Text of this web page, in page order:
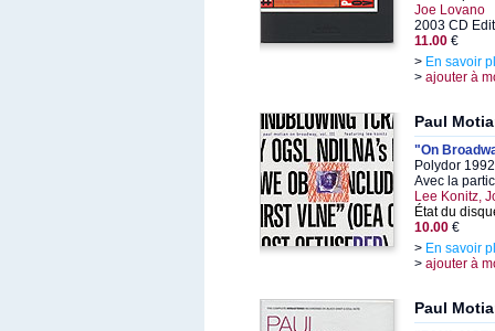
Joe Lovano
2003 CD
11.00 €
> En savoir
> ajouter à
Paul
"On
Polydor
Avec la
Lee Konitz,
État du
10.00 €
> En savoir
> ajouter à
Paul